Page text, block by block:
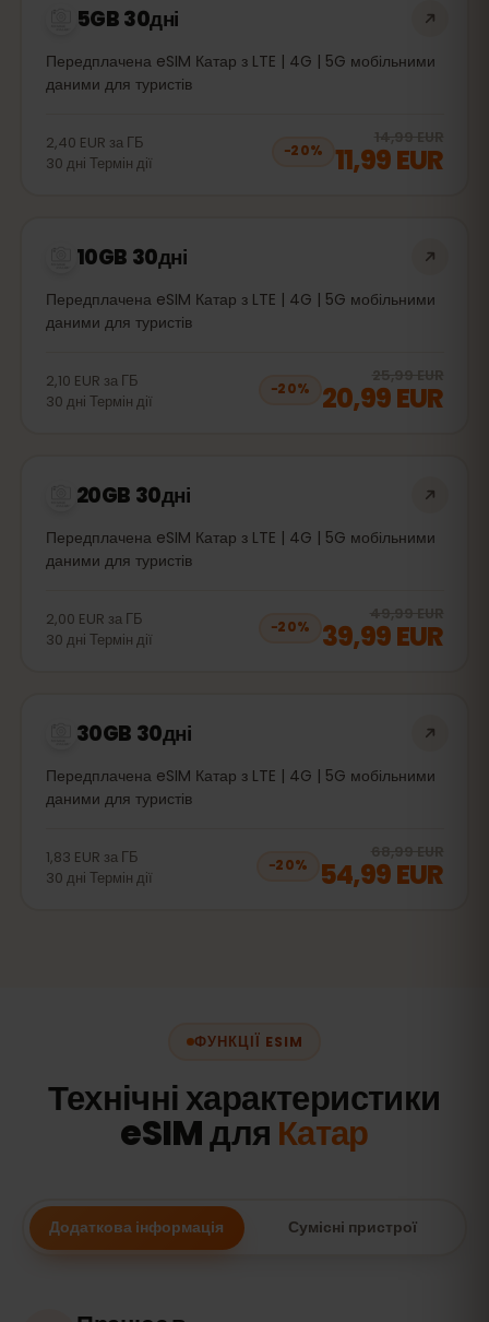
5GB 30дні
Передплачена eSIM Катар з LTE | 4G | 5G мобільними
даними для туристів
2,40 EUR за ГБ
30 дні Термін дії
−20%
14,99 EUR
11,99 EUR
10GB 30дні
Передплачена eSIM Катар з LTE | 4G | 5G мобільними
даними для туристів
2,10 EUR за ГБ
30 дні Термін дії
−20%
25,99 EUR
20,99 EUR
20GB 30дні
Передплачена eSIM Катар з LTE | 4G | 5G мобільними
даними для туристів
2,00 EUR за ГБ
30 дні Термін дії
−20%
49,99 EUR
39,99 EUR
30GB 30дні
Передплачена eSIM Катар з LTE | 4G | 5G мобільними
даними для туристів
1,83 EUR за ГБ
30 дні Термін дії
−20%
68,99 EUR
54,99 EUR
ФУНКЦІЇ ESIM
Технічні характеристики
eSIM для Катар
Додаткова інформація Сумісні пристрої